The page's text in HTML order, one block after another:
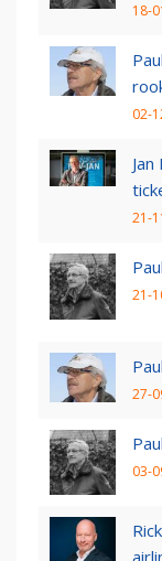
18-
02-
21-
21-
27-
03-